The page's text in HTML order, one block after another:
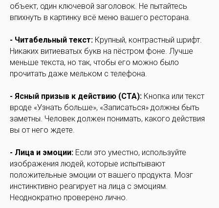
объект, один ключевой заголовок. Не пытайтесь
впихнуть в картинку всё меню вашего ресторана.
- Читабельный текст: Крупный, контрастный шрифт.
Никаких витиеватых букв на пёстром фоне. Лучше
меньше текста, но так, чтобы его можно было
прочитать даже мельком с телефона.
- Ясный призыв к действию (CTA): Кнопка или текст
вроде «Узнать больше», «Записаться» должны быть
заметны. Человек должен понимать, какого действия
вы от него ждете.
- Лица и эмоции: Если это уместно, используйте
изображения людей, которые испытывают
положительные эмоции от вашего продукта. Мозг
инстинктивно реагирует на лица с эмоциям.
Неоднократно проверено лично.